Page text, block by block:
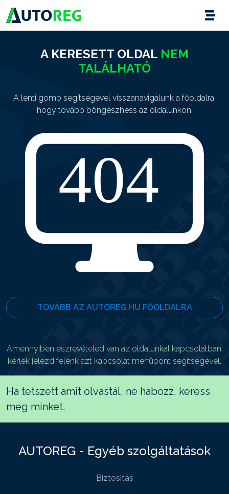
A KERESETT OLDAL NEM
TALÁLHATÓ
A lenti gomb segítségével visszanavigálunk a főoldalra,
hogy tovább böngészhess az oldalunkon.
TOVÁBB AZ AUTOREG.HU FŐOLDALRA
Amennyiben észrevételed van az oldalunkal kapcsolatban,
kérlek jelezd felénk azt kapcsolat menüpont segítségével.
Ha tetszett amit olvastál, ne habozz, keress
meg minket.
AUTOREG - Egyéb szolgáltatások
Biztositás